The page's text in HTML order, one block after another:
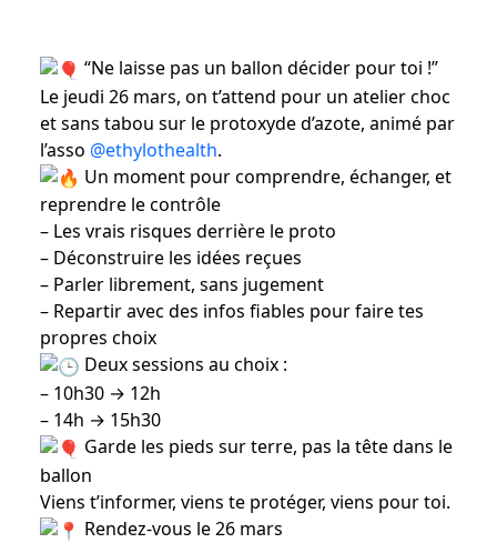
“Ne laisse pas un ballon décider pour toi !”
Le jeudi 26 mars, on t’attend pour un atelier choc
et sans tabou sur le protoxyde d’azote, animé par
l’asso @ethylothealth.
Un moment pour comprendre, échanger, et
reprendre le contrôle
– Les vrais risques derrière le proto
– Déconstruire les idées reçues
– Parler librement, sans jugement
– Repar­tir avec des infos fiables pour faire tes
propres choix
Deux sessions au choix :
– 10h30 → 12h
– 14h → 15h30
Garde les pieds sur terre, pas la tête dans le
ballon
Viens t’informer, viens te protéger, viens pour toi.
Rendez-vous le 26 mars